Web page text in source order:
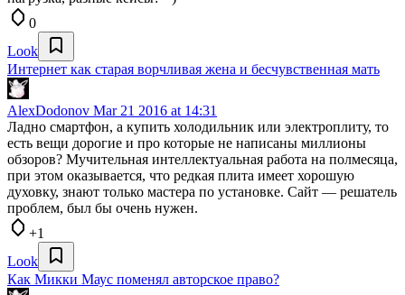
0
Look
Интернет как старая ворчливая жена и бесчувственная мать
AlexDodonov Mar 21 2016 at 14:31
Ладно смартфон, а купить холодильник или электроплиту, то
есть вещи дорогие и про которые не написаны миллионы
обзоров? Мучительная интеллектуальная работа на полмесяца,
при этом оказывается, что редкая плита имеет хорошую
духовку, знают только мастера по установке. Сайт — решатель
проблем, был бы очень нужен.
+1
Look
Как Микки Маус поменял авторское право?